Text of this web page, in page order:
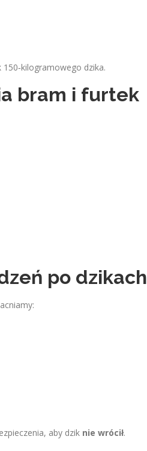
dzika.
bram i furtek
po dzikach
aby dzik nie wrócił.